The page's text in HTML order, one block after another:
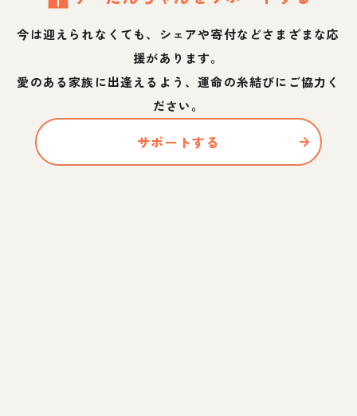
今は迎えられなくても、シェアや寄付などさまざまな応
援があります。
愛のある家族に出逢えるよう、運命の糸結びにご協力く
ださい。
サポートする